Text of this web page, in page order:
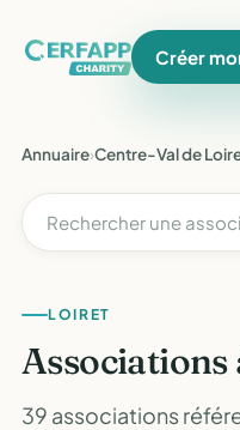
Créer
Annuaire›Centre-Val de
LOIRET
Associations
39 associations